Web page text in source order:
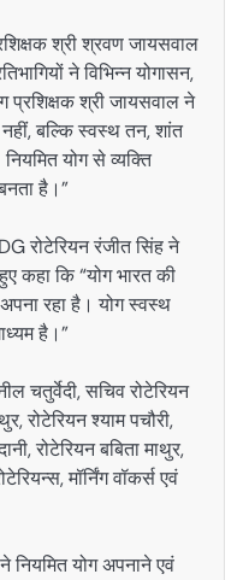
श्री श्रवण जायसवाल
ने विभिन्न योगासन,
प्रशिक्षक श्री जायसवाल ने
नहीं, बल्कि स्वस्थ तन, शांत
योग से व्यक्ति
है।”
रोटेरियन रंजीत सिंह ने
कहा कि “योग भारत की
रहा है। योग स्वस्थ
है।”
चतुर्वेदी, सचिव रोटेरियन
रोटेरियन श्याम पचौरी,
रोटेरियन बबिता माथुर,
मॉर्निंग वॉकर्स एवं
नियमित योग अपनाने एवं